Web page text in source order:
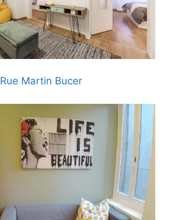
Rue Martin Bucer